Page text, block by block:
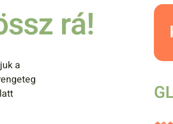
rá!
a